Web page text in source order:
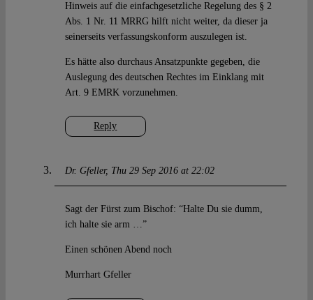
Reply
Hinweis auf die einfachgesetzliche Regelung des § 2
Abs. 1 Nr. 11 MRRG hilft nicht weiter, da dieser ja
seinerseits verfassungskonform auszulegen ist.
Es hätte also durchaus Ansatzpunkte gegeben, die
Auslegung des deutschen Rechtes im Einklang mit
Art. 9 EMRK vorzunehmen.
Dr. Gfeller Thu 29 Sep 2016 at 22:02
Sagt der Fürst zum Bischof: “Halte Du sie dumm,
ich halte sie arm …”
Einen schönen Abend noch
Murrhart Gfeller